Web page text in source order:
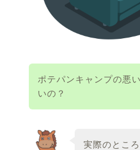
ポテパンキャンプの悪
いの？
実際のとこ